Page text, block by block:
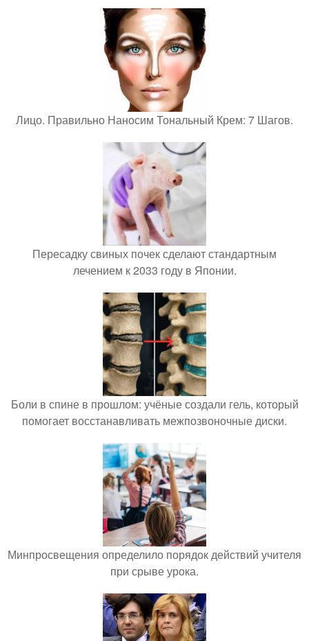
Лицо. Правильно Наносим Тональный Крем: 7 Шагов.
Пересадку свиных почек сделают стандартным
лечением к 2033 году в Японии.
Боли в спине в прошлом: учёные создали гель, который
помогает восстанавливать межпозвоночные диски.
Минпросвещения определило порядок действий учителя
при срыве урока.